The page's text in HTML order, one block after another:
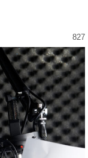
827